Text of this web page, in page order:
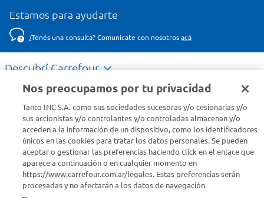
Estamos para ayudarte
¿Tenés una consulta? Comunicate con nosotros acá
Descubrí Carrefour
Info útil
Comprá Online
Enterate de nuestras ofertas
Nos preocupamos por tu privacidad
Tanto INC S.A. como sus sociedades sucesoras y/o cesionarias y/o
sus accionistas y/o controlantes y/o controladas almacenan y/o
acceden a la información de un dispositivo, como los identificadores
únicos en las cookies para tratar los datos personales. Se pueden
aceptar o gestionar las preferencias haciendo click en el enlace que
aparece a continuación o en cualquier momento en
https://www.carrefour.com.ar/legales. Estas preferencias serán
procesadas y no afectarán a los datos de navegación.
--